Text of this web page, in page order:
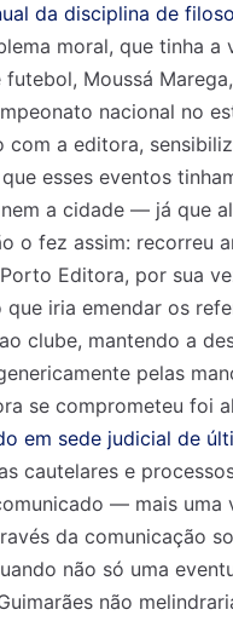
da disciplina de
moral, que tinha
Moussá
nacional no
com a editora,
esses eventos
a cidade — já que
o fez assim: recorreu
Editora, por sua
que iria emendar os
clube, mantendo a
pelas
se comprometeu foi
em sede judicial de
cautelares e
— mais uma
da comunicação
não só uma
não